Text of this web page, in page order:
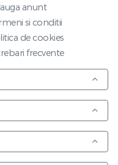
anunt
si conditii
de cookies
frecvente